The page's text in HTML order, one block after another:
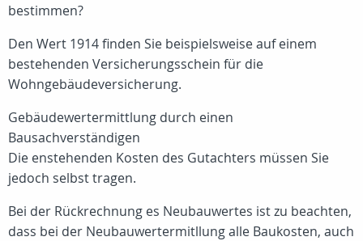
bestimmen?
Den Wert 1914 finden Sie beispielsweise auf einem
bestehenden Versicherungsschein für die
Wohngebäudeversicherung.
Gebäudewertermittlung durch einen
Bausachverständigen
Die enstehenden Kosten des Gutachters müssen Sie
jedoch selbst tragen.
Bei der Rückrechnung es Neubauwertes ist zu beachten,
dass bei der Neubauwertermitllung alle Baukosten, auch